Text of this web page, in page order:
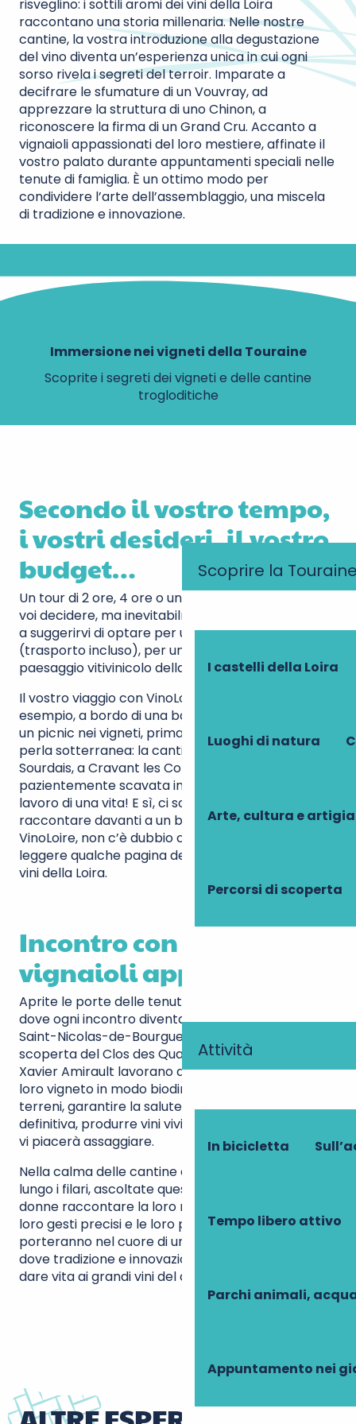
Scoprire la
I castelli della Loira
Luoghi di natura
Arte, cultura e
Percorsi di scoperta
Attività
In bicicletta
Tempo libero attivo
Parchi animali,
Appuntamento nei
risveglino: i sottili aromi dei vini della Loira
raccontano una storia millenaria. Nelle nostre
cantine, la vostra introduzione alla degustazione
del vino diventa un’esperienza unica in cui ogni
sorso rivela i segreti del terroir. Imparate a
decifrare le sfumature di un Vouvray, ad
apprezzare la struttura di uno Chinon, a
riconoscere la firma di un Grand Cru. Accanto a
vignaioli appassionati del loro mestiere, affinate il
vostro palato durante appuntamenti speciali nelle
tenute di famiglia. È un ottimo modo per
condividere l’arte dell’assemblaggio, una miscela
di tradizione e innovazione.
Immersione nei vigneti della Touraine
Scoprite i segreti dei vigneti e delle cantine
trogloditiche
Secondo il vostro tempo,
i vostri desideri, il vostro
budget…
Un tour di 2 ore, 4 ore o una giornata intera? Sta a
voi decidere, ma inevitabilmente saremo propensi
a suggerirvi di optare per una giornata intera
(trasporto incluso), per un tour memorabile del
paesaggio vitivinicolo della Loira.
Il vostro viaggio con VinoLoire può proseguire, ad
esempio, a bordo di una barca tradizionale o con
un picnic nei vigneti, prima di scoprire una nuova
perla sotterranea: la cantina del Domaine Pierre
Sourdais, a Cravant les Coteaux (AOC Chinon),
pazientemente scavata in circa trent’anni. Il
lavoro di una vita! E sì, ci sono molte storie da
raccontare davanti a un bicchiere di vino. Con
VinoLoire, non c’è dubbio che vi divertirete a
leggere qualche pagina del grande romanzo dei
vini della Loira.
Incontro con i nostri
vignaioli appassionati
Aprite le porte delle tenute vinicole della Touraine,
dove ogni incontro diventa una storia unica. A
Saint-Nicolas-de-Bourgueil, lasciatevi guidare alla
scoperta del Clos des Quarterons, dove Agnès e
Xavier Amirault lavorano duramente per gestire il
loro vigneto in modo biodinamico. Rigenerare i
terreni, garantire la salute delle piantagioni e, in
definitiva, produrre vini vivi: una bella filosofia, che
vi piacerà assaggiare.
Nella calma delle cantine o mentre camminate
lungo i filari, ascoltate questi uomini e queste
donne raccontare la loro ricerca dell’eccellenza. I
loro gesti precisi e le loro parole appassionate vi
porteranno nel cuore di un sapere ancestrale,
dove tradizione e innovazione si intrecciano per
dare vita ai grandi vini del domani.